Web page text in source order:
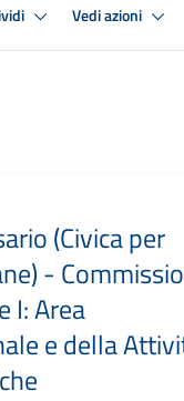
Vedi azioni
(Civica per
-
I: Area
e della